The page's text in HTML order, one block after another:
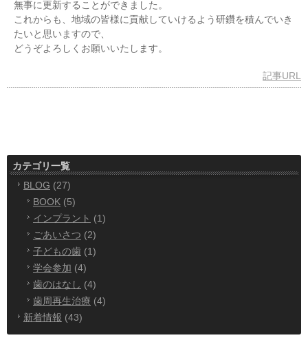
無事に更新することができました。
これからも、地域の皆様に貢献していけるよう研鑽を積んでいき
たいと思いますので、
どうぞよろしくお願いいたします。
記事URL
カテゴリ一覧
BLOG (27)
BOOK (5)
インプラント (1)
ごあいさつ (2)
子どもの歯 (1)
学会参加 (4)
歯のはなし (4)
歯周再生治療 (4)
新着情報 (43)